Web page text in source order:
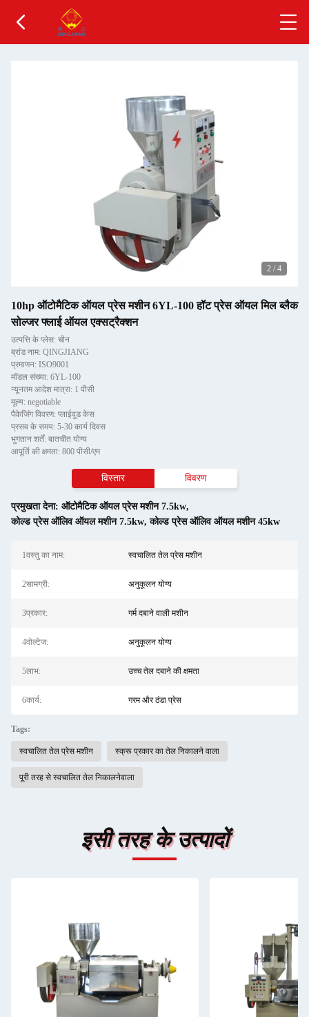
2 / 4
10hp ऑटोमैटिक ऑयल प्रेस मशीन 6YL-100 हॉट प्रेस ऑयल मिल ब्लैक
सोल्जर फ्लाई ऑयल एक्सट्रैक्शन
उत्पत्ति के प्लेस: चीन
ब्रांड नाम: QINGJIANG
प्रमाणन: ISO9001
मॉडल संख्या: 6YL-100
न्यूनतम आदेश मात्रा: 1 पीसी
मूल्य: negotiable
पैकेजिंग विवरण: प्लाईवुड केस
प्रसव के समय: 5-30 कार्य दिवस
भुगतान शर्तें: बातचीत योग्य
आपूर्ति की क्षमता: 800 पीसी/एम
विस्तार विवरण
प्रमुखता देना: ऑटोमैटिक ऑयल प्रेस मशीन 7.5kw,
कोल्ड प्रेस ऑलिव ऑयल मशीन 7.5kw,कोल्ड प्रेस ऑलिव ऑयल मशीन 45kw
1वस्तु का नाम: स्वचालित तेल प्रेस मशीन
2सामग्री: अनुकूलन योग्य
3प्रकार: गर्म दबाने वाली मशीन
4वोल्टेज: अनुकूलन योग्य
5लाभ: उच्च तेल दबाने की क्षमता
6कार्य: गरम और ठंडा प्रेस
Tags:
स्वचालित तेल प्रेस मशीन स्क्रू प्रकार का तेल निकालने वाला
पूरी तरह से स्वचालित तेल निकालनेवाला
इसी तरह के उत्पादों